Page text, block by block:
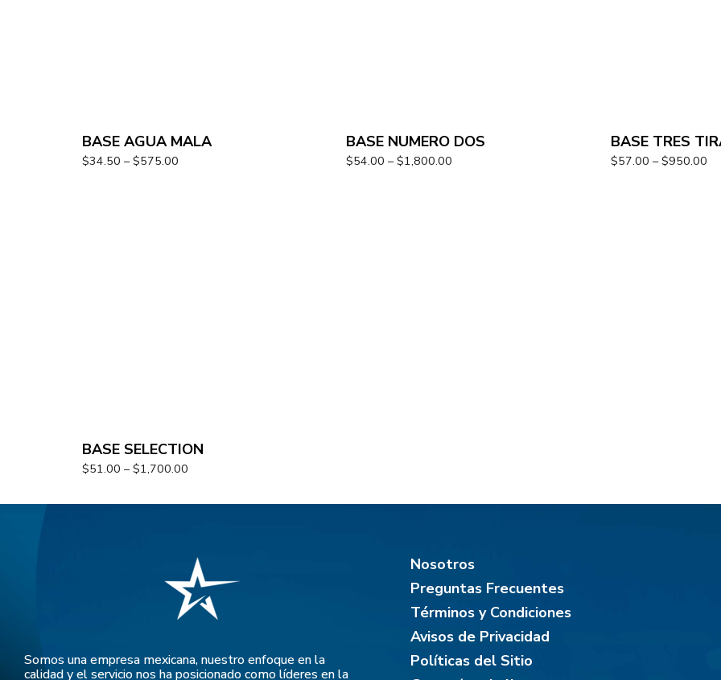
BASE AGUA MALA
$34.50 – $575.00
BASE NUMERO DOS
$54.00 – $1,800.00
BASE TRES
$57.00 – $950.00
BASE SELECTION
$51.00 – $1,700.00
Somos una empresa mexicana, nuestro enfoque en la
calidad y el servicio nos ha posicionado como líderes en la
Nosotros
Preguntas Frecuentes
Términos y Condiciones
Avisos de Privacidad
Políticas del Sitio